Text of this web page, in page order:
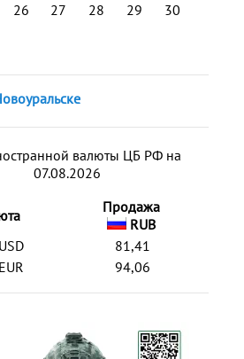
26 27 28 29
30
валюты ЦБ РФ на
07.08.2026
Продажа
RUB
81,41
EUR
94,06